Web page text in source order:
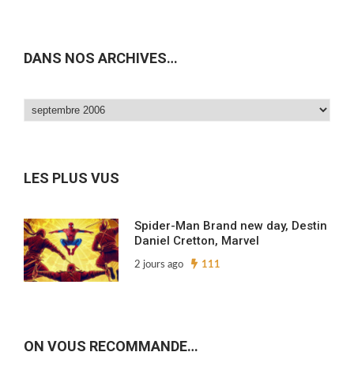
DANS NOS ARCHIVES…
Dans
LES PLUS VUS
Spider-Man Brand new day, Destin
Daniel Cretton, Marvel
2 jours ago 111
ON VOUS RECOMMANDE…